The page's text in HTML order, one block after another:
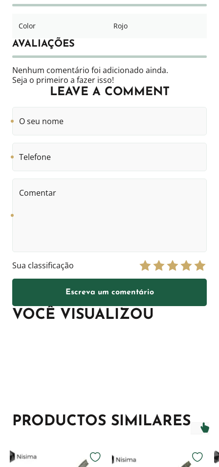
Color Rojo
AVALIAÇÕES
Nenhum comentário foi adicionado ainda.
Seja o primeiro a fazer isso!
LEAVE A COMMENT
seu
nome
Sua classificação
Escreva um comentário
VOCÊ VISUALIZOU
PRODUCTOS SIMILARES